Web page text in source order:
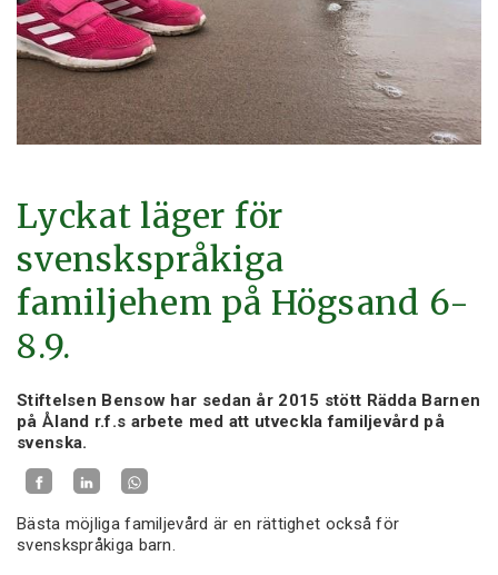
Lyckat läger för
svenskspråkiga
familjehem på Högsand 6-
8.9.
Stiftelsen Bensow har sedan år 2015 stött Rädda Barnen
på Åland r.f.s arbete med att utveckla familjevård på
svenska.
Bästa möjliga familjevård är en rättighet också för
svenskspråkiga barn.